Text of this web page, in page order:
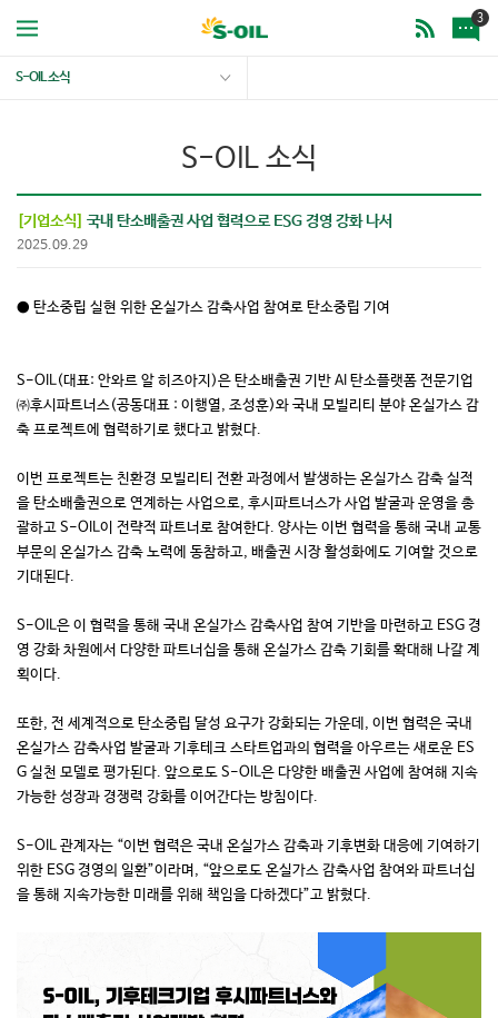
3
S-OIL 소식
S-OIL 소식
[기업소식] 국내 탄소배출권 사업 협력으로 ESG 경영 강화 나서
2025.09.29
● 탄소중립 실현 위한 온실가스 감축사업 참여로 탄소중립 기여
S-OIL(대표: 안와르 알 히즈아지)은 탄소배출권 기반 AI 탄소플랫폼 전문기업
㈜후시파트너스(공동대표 : 이행열, 조성훈)와 국내 모빌리티 분야 온실가스 감
축 프로젝트에 협력하기로 했다고 밝혔다.
이번 프로젝트는 친환경 모빌리티 전환 과정에서 발생하는 온실가스 감축 실적
을 탄소배출권으로 연계하는 사업으로, 후시파트너스가 사업 발굴과 운영을 총
괄하고 S-OIL이 전략적 파트너로 참여한다. 양사는 이번 협력을 통해 국내 교통
부문의 온실가스 감축 노력에 동참하고, 배출권 시장 활성화에도 기여할 것으로
기대된다.
S-OIL은 이 협력을 통해 국내 온실가스 감축사업 참여 기반을 마련하고 ESG 경
영 강화 차원에서 다양한 파트너십을 통해 온실가스 감축 기회를 확대해 나갈 계
획이다.
또한, 전 세계적으로 탄소중립 달성 요구가 강화되는 가운데, 이번 협력은 국내
온실가스 감축사업 발굴과 기후테크 스타트업과의 협력을 아우르는 새로운 ES
G 실천 모델로 평가된다. 앞으로도 S-OIL은 다양한 배출권 사업에 참여해 지속
가능한 성장과 경쟁력 강화를 이어간다는 방침이다.
S-OIL 관계자는 “이번 협력은 국내 온실가스 감축과 기후변화 대응에 기여하기
위한 ESG 경영의 일환”이라며, “앞으로도 온실가스 감축사업 참여와 파트너십
을 통해 지속가능한 미래를 위해 책임을 다하겠다”고 밝혔다.